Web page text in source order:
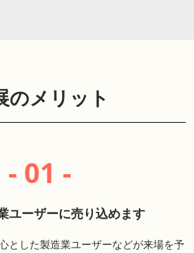
のメリット
- 01 -
ユーザーに売り込めます
とした製造業ユーザーなどが来場を予